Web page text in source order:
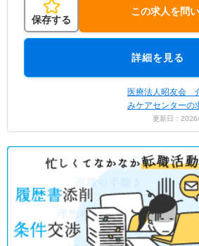
保存する
この求人を問
詳細を見る
医療法人昭友会
みケアセンターの
更新日：